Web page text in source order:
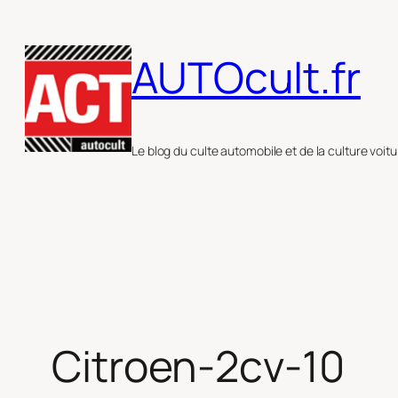
au
contenu
AUTOcult.fr
Le blog du culte automobile et de la culture
Citroen-2cv-10